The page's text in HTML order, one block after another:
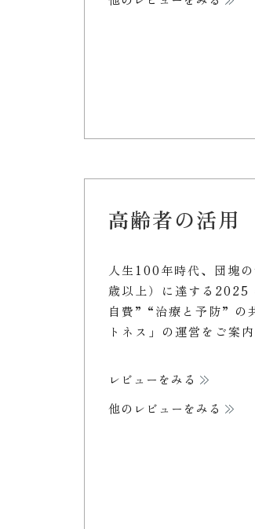
高齢者の活用
人生100年時代、団塊
歳以上）に達する2025
自費” “治療と予防” の
トネス」の運営をご案
レビューをみる
他のレビューをみる